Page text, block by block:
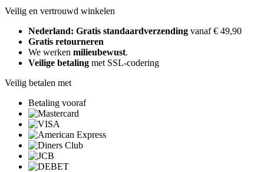
Veilig en vertrouwd winkelen
Nederland: Gratis standaardverzending vanaf € 49,90
Gratis retourneren
We werken milieubewust.
Veilige betaling met SSL-codering
Veilig betalen met
Betaling vooraf